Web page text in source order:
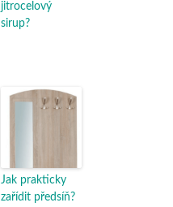
jitrocelový
sirup?
Jak prakticky
zařídit předsíň?